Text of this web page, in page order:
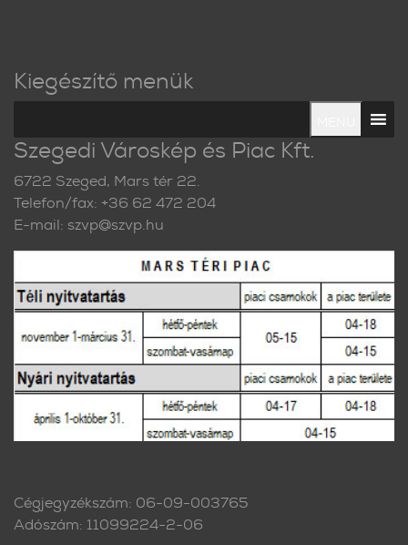
Kiegészítő menük
Szegedi Városkép és Piac Kft.
6722 Szeged, Mars tér 22.
Telefon/fax: +36 62 472 204
E-mail: szvp@szvp.hu
Cégjegyzékszám: 06-09-003765
Adószám: 11099224-2-06